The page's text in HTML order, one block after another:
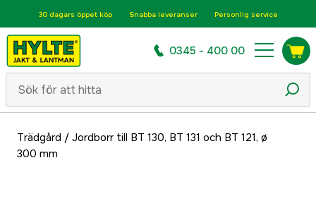
30 dagars öppet köp Snabba leveranser Personlig service
0345 - 400 00
Trädgård / Jordborr till BT 130, BT 131 och BT 121, ø
300 mm